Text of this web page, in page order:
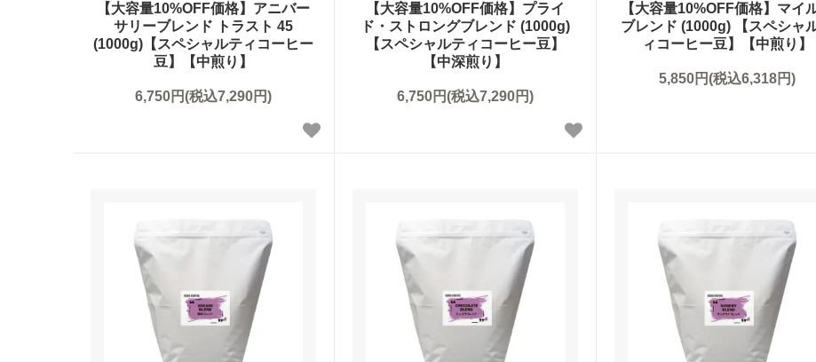
【大容量10%OFF価格】アニバー
サリーブレンド トラスト 45
(1000g)【スペシャルティコーヒー
豆】【中煎り】
6,750円(税込7,290円)
【大容量10%OFF価格】プライ
ド・ストロングブレンド (1000g)
【スペシャルティコーヒー豆】
【中深煎り】
6,750円(税込7,290円)
【大容量10%OFF価格】マイ
ブレンド (1000g) 【スペシャ
ィコーヒー豆】【中煎り】
5,850円(税込6,318円)